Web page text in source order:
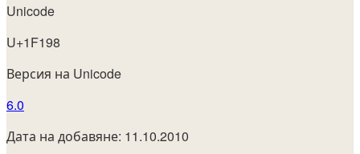
Unicode
U+1F198
Версия на Unicode
6.0
Дата на добавяне: 11.10.2010